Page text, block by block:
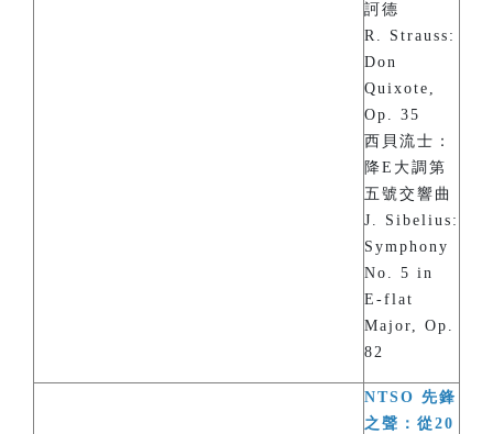
訶德
R. Strauss:
Don
Quixote,
Op. 35
西貝流士：
降E大調第
五號交響曲
J. Sibelius:
Symphony
No. 5 in
E-flat
Major, Op.
82
NTSO 先鋒
之聲：從20